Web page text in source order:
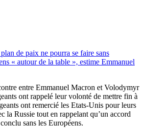
de paix ne pourra se faire sans
« autour de la table », estime Emmanuel
entre Emmanuel Macron et Volodymyr
ont rappelé leur volonté de mettre fin à
ont remercié les Etats-Unis pour leurs
la Russie tout en rappelant qu’un accord
sans les Européens.